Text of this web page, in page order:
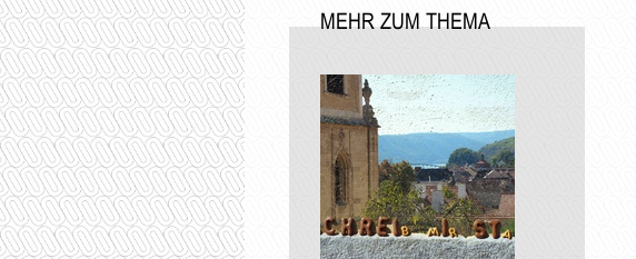
MEHR ZUM THEMA